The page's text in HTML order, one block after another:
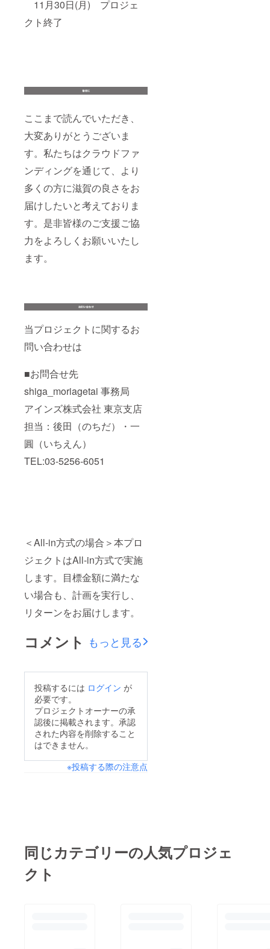
11月30日(月) プロジェ
クト終了
ここまで読んでいただき、
大変ありがとうございま
す。私たちはクラウドファ
ンディングを通じて、より
多くの方に滋賀の良さをお
届けしたいと考えておりま
す。是非皆様のご支援ご協
力をよろしくお願いいたし
ます。
当プロジェクトに関するお
問い合わせは
■お問合せ先
shiga_moriagetai 事務局
アインズ株式会社 東京支店
担当：後田（のちだ）・一
圓（いちえん）
TEL:03-5256-6051
＜All-in方式の場合＞本プロ
ジェクトはAll-in方式で実施
します。目標金額に満たな
い場合も、計画を実行し、
リターンをお届けします。
コメント もっと見る
投稿するには ログイン が
必要です。
プロジェクトオーナーの承
認後に掲載されます。承認
された内容を削除すること
はできません。
※投稿する際の注意点
同じカテゴリーの人気プロジェ
クト